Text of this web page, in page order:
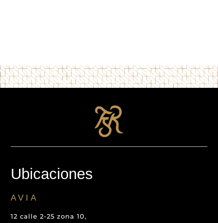
Ubicaciones
AVIA
12 calle 2-25 zona 10,